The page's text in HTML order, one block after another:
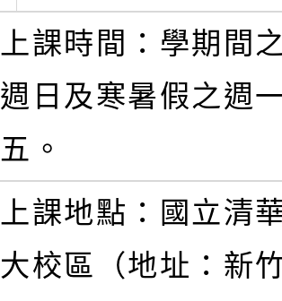
上課時間：學期間
週日及寒暑假之週
五。
上課地點：國立清
大校區（地址：新